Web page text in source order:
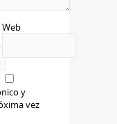
Web
y
vez